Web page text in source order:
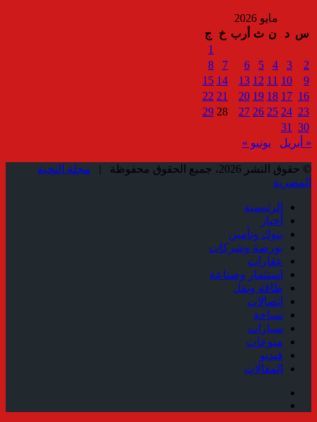
مايو 2026
س د ن ث أرب خ
ج
1
2
3
4
5
6
7
8
9
10
11
12
13
14
15
16
17
18
19
20
21
22
23
24
25
26
27
28
29
30
31
« أبريل
يونيو »
© حقوق النشر 2026، جميع الحقوق محفوظة |
مجلة النخبة
المصرية
الرئيسية
أخبار
بنوك وتأمين
بورصة وشركات
عقارات
استثمار وصناعة
طاقة ونقل
إتصالات
سياحة
سيارات
منوعات
فيديو
المقالات